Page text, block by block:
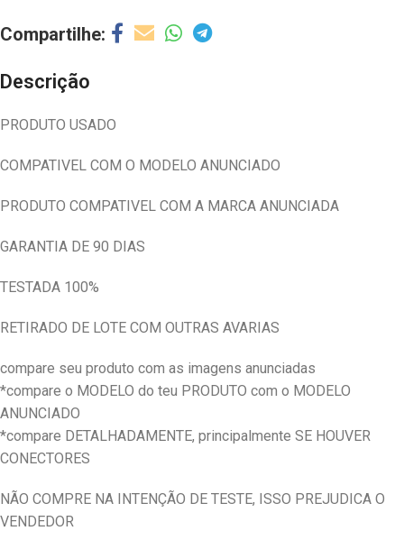
Descrição
PRODUTO USADO
COMPATIVEL COM O MODELO ANUNCIADO
PRODUTO COMPATIVEL COM A MARCA ANUNCIADA
GARANTIA DE 90 DIAS
TESTADA 100%
RETIRADO DE LOTE COM OUTRAS AVARIAS
compare seu produto com as imagens anunciadas
*compare o MODELO do teu PRODUTO com o MODELO
ANUNCIADO
*compare DETALHADAMENTE, principalmente SE HOUVER
CONECTORES
NÃO COMPRE NA INTENÇÃO DE TESTE, ISSO PREJUDICA O
VENDEDOR